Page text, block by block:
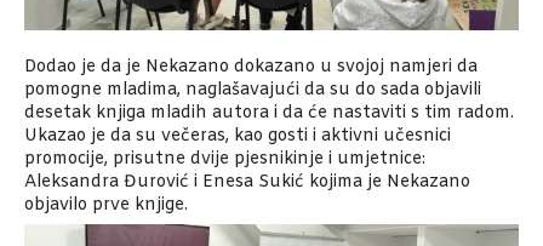
Dodao je da je Nekazano dokazano u svojoj namjeri da
pomogne mladima, naglašavajući da su do sada objavili
desetak knjiga mladih autora i da će nastaviti s tim radom.
Ukazao je da su večeras, kao gosti i aktivni učesnici
promocije, prisutne dvije pjesnikinje i umjetnice:
Aleksandra Đurović i Enesa Sukić kojima je Nekazano
objavilo prve knjige.